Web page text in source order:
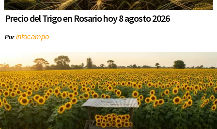
Precio del Trigo en Rosario hoy 8 agosto 2026
Porinfocampo